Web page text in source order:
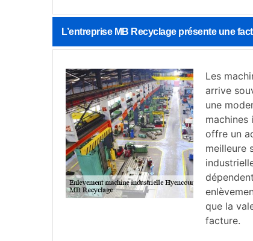
L’entreprise MB Recyclage présente une
Les
arrive
une
machines
offre un
meilleure
que la
facture.